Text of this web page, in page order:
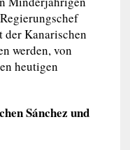
der Kanarischen
werden, von
heutigen
Sánchez und